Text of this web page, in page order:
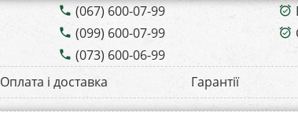
phone (067) 600-07-99
phone (099) 600-07-99
phone (073) 600-06-99
alarm_on
alarm_on
Оплата і доставка Гарантії